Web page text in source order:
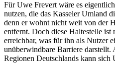
Für Uwe Frevert wäre es
nutzen, die das Kasseler Umland
denn er wohnt nicht weit von der
entfernt. Doch diese Haltestelle ist
erreichbar, was für ihn als Nutzer
unüberwindbare Barriere darstellt.
Regionen Deutschlands kann